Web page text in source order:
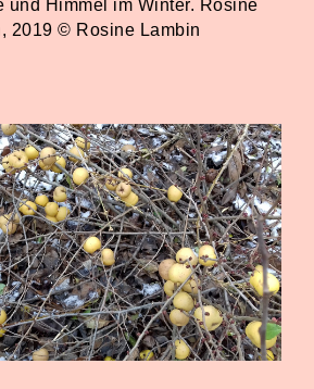
und Himmel im Winter. Rosine
2019 © Rosine Lambin